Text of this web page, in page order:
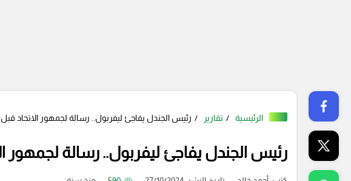
الرئيسية تقارير رئيس الجندل يفاجئ ليفربول.. رسالة لجمهور الاتحاد
رئيس الجندل يفاجئ ليفربول.. رسالة لجمهور